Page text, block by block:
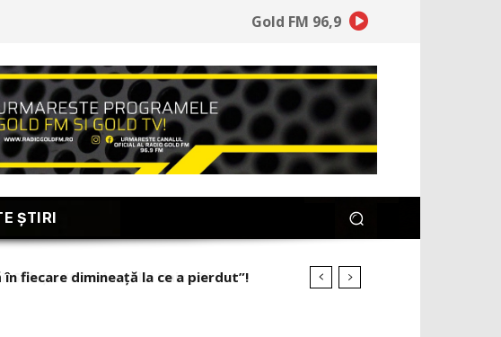
Gold FM 96,9
ŞTIRI
fiecare dimineață la ce a pierdut”!